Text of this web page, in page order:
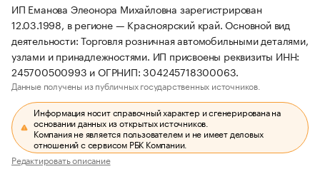
ИП Еманова Элеонора Михайловна зарегистрирован
12.03.1998, в регионе — Красноярский край. Основной вид
деятельности: Торговля розничная автомобильными деталями,
узлами и принадлежностями. ИП присвоены реквизиты ИНН:
245700500993 и ОГРНИП: 304245718300063.
Данные получены из публичных государственных источников.
Информация носит справочный характер и сгенерирована на
основании данных из открытых источников.
Компания не является пользователем и не имеет деловых
отношений с сервисом РБК Компании.
Редактировать описание